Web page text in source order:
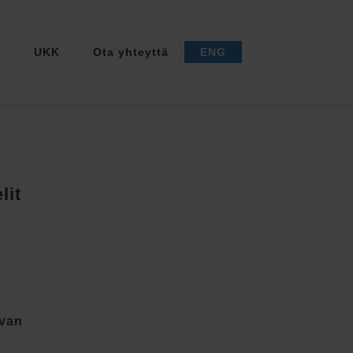
UKK Ota yhteyttä ENG